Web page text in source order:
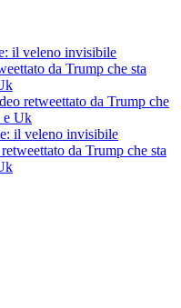
il veleno invisibile
da Trump che sta
retweettato da Trump che
e Uk
il veleno invisibile
da Trump che sta